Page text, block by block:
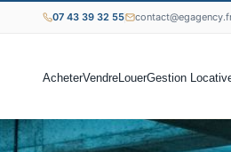
07 43 39 32 55
AcheterVendreLouerGestion